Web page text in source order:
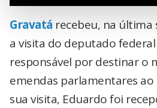
Gravatá recebeu, na última
a visita do deputado federal
responsável por destinar o
emendas parlamentares
sua visita, Eduardo foi